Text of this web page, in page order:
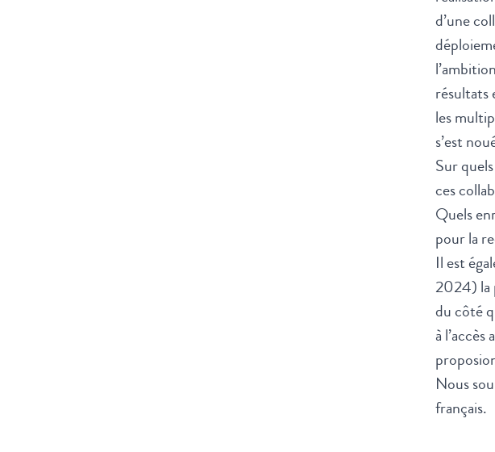
d’une
résultats
les
s’est
Sur
ces
Quels
pour la
Il est
2024) la
du côté
à
Nous
français.